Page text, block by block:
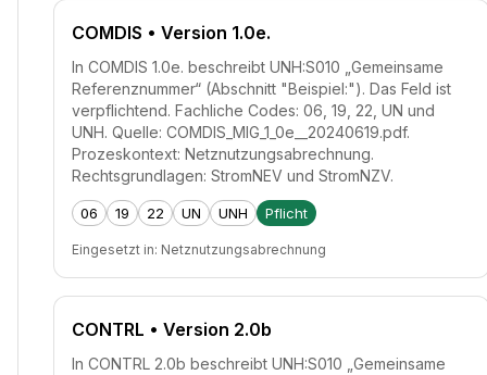
COMDIS • Version 1.0e.
In COMDIS 1.0e. beschreibt UNH:S010 „Gemeinsame
Referenznummer“ (Abschnitt "Beispiel:"). Das Feld ist
verpflichtend. Fachliche Codes: 06, 19, 22, UN und
UNH. Quelle: COMDIS_MIG_1_0e__20240619.pdf.
Prozeskontext: Netznutzungsabrechnung.
Rechtsgrundlagen: StromNEV und StromNZV.
06 19 22 UN UNH Pflicht
Eingesetzt in: Netznutzungsabrechnung
CONTRL • Version 2.0b
In CONTRL 2.0b beschreibt UNH:S010 „Gemeinsame